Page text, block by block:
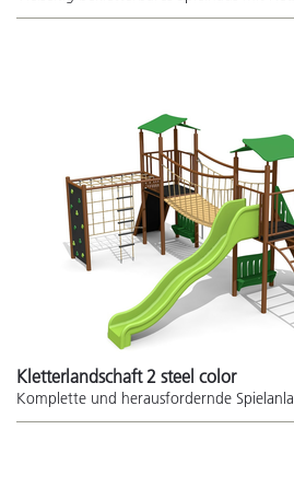
Kletterlandschaft 2 steel color
Komplette und herausfordernde